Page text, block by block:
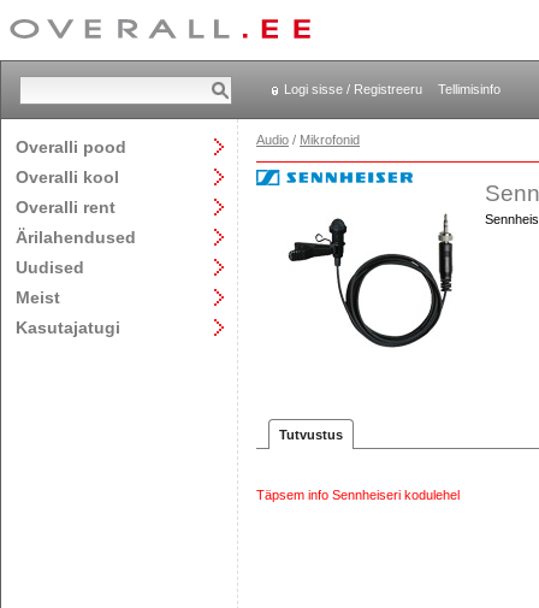
Logi sisse / Registreeru Tellimisinfo
Overalli pood
Overalli kool
Overalli rent
Ärilahendused
Uudised
Meist
Kasutajatugi
Audio / Mikrofonid
Tutvustus
Täpsem info Sennheiseri kodulehel